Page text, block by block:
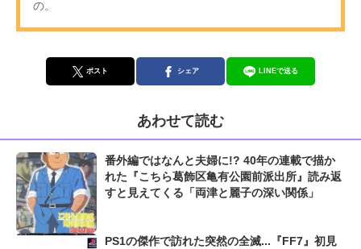
の。
ポスト シェア LINEで送る
あわせて読む
番外編ではなんと夫婦に!? 40年の連載で描か
れた『こちら葛飾区亀有公園前派出所』読み返
すと見えてくる「両津と麗子の深い関係」
PS1の傑作で訪れた突然の全滅...『FF7』初見